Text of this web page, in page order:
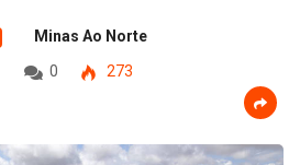
Minas Ao Norte
0
273